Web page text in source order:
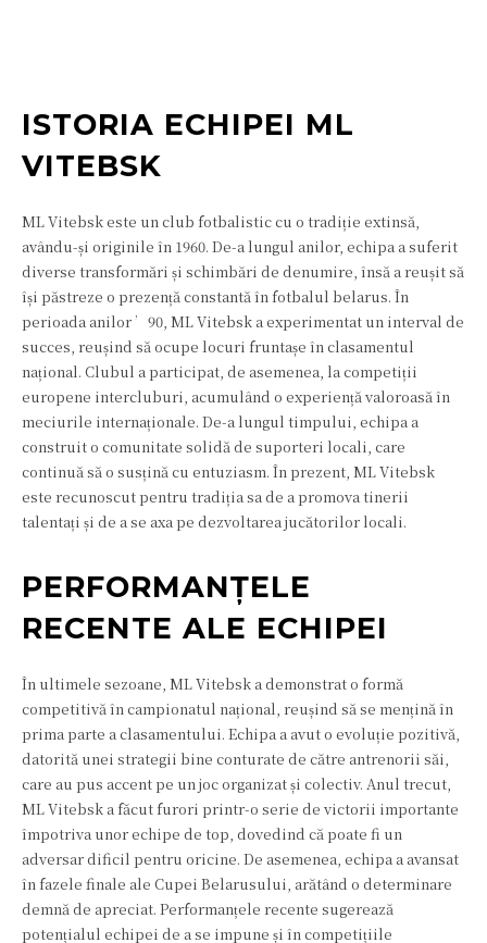
ISTORIA ECHIPEI ML
VITEBSK
ML Vitebsk este un club fotbalistic cu o tradiție extinsă,
avându-și originile în 1960. De-a lungul anilor, echipa a suferit
diverse transformări și schimbări de denumire, însă a reușit să
își păstreze o prezență constantă în fotbalul belarus. În
perioada anilor ’90, ML Vitebsk a experimentat un interval de
succes, reușind să ocupe locuri fruntașe în clasamentul
național. Clubul a participat, de asemenea, la competiții
europene intercluburi, acumulând o experiență valoroasă în
meciurile internaționale. De-a lungul timpului, echipa a
construit o comunitate solidă de suporteri locali, care
continuă să o susțină cu entuziasm. În prezent, ML Vitebsk
este recunoscut pentru tradiția sa de a promova tinerii
talentați și de a se axa pe dezvoltarea jucătorilor locali.
PERFORMANȚELE
RECENTE ALE ECHIPEI
În ultimele sezoane, ML Vitebsk a demonstrat o formă
competitivă în campionatul național, reușind să se mențină în
prima parte a clasamentului. Echipa a avut o evoluție pozitivă,
datorită unei strategii bine conturate de către antrenorii săi,
care au pus accent pe un joc organizat și colectiv. Anul trecut,
ML Vitebsk a făcut furori printr-o serie de victorii importante
împotriva unor echipe de top, dovedind că poate fi un
adversar dificil pentru oricine. De asemenea, echipa a avansat
în fazele finale ale Cupei Belarusului, arătând o determinare
demnă de apreciat. Performanțele recente sugerează
potențialul echipei de a se impune și în competițiile